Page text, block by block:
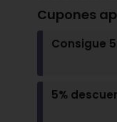
Cupones
Consigue
5%